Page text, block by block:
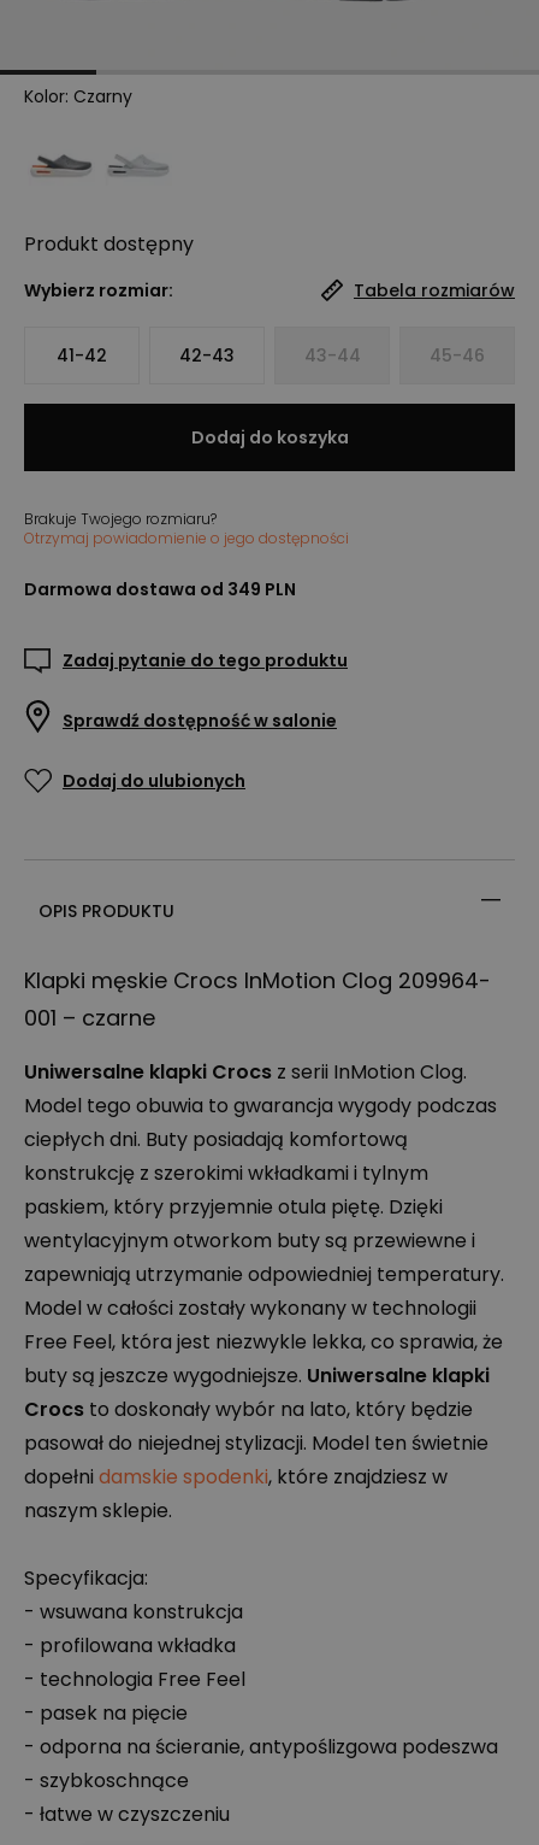
Kolor: Czarny
Produkt dostępny
Wybierz rozmiar: Tabela rozmiarów
41-42 42-43 43-44 45-46
Dodaj do koszyka
Brakuje Twojego rozmiaru?
Otrzymaj powiadomienie o jego dostępności
Darmowa dostawa od 349 PLN
Zadaj pytanie do tego produktu
Sprawdź dostępność w salonie
Dodaj do ulubionych
OPIS PRODUKTU
Klapki męskie Crocs InMotion Clog 209964-
001 – czarne
Uniwersalne klapki Crocs z serii InMotion Clog.
Model tego obuwia to gwarancja wygody podczas
ciepłych dni. Buty posiadają komfortową
konstrukcję z szerokimi wkładkami i tylnym
paskiem, który przyjemnie otula piętę. Dzięki
wentylacyjnym otworkom buty są przewiewne i
zapewniają utrzymanie odpowiedniej temperatury.
Model w całości zostały wykonany w technologii
Free Feel, która jest niezwykle lekka, co sprawia, że
buty są jeszcze wygodniejsze. Uniwersalne klapki
Crocs to doskonały wybór na lato, który będzie
pasował do niejednej stylizacji. Model ten świetnie
dopełni damskie spodenki, które znajdziesz w
naszym sklepie.
Specyfikacja:
- wsuwana konstrukcja
- profilowana wkładka
- technologia Free Feel
- pasek na pięcie
- odporna na ścieranie, antypoślizgowa podeszwa
- szybkoschnące
- łatwe w czyszczeniu